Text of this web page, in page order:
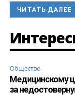
ЧИТАТЬ ДАЛЕЕ
Общество
Медицинскому
за